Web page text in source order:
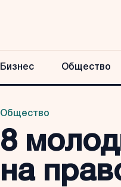
Бизнес Общество
Общество
8
на